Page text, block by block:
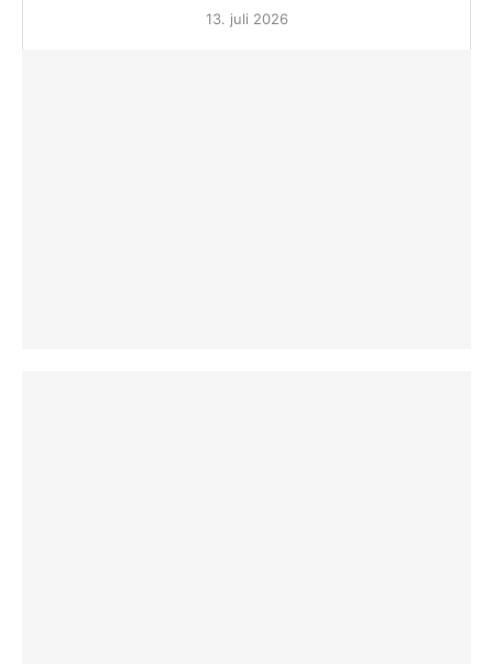
13. juli 2026